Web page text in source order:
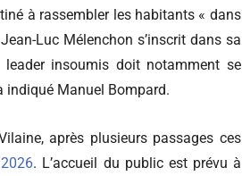
à rassembler les habitants « dans
Luc Mélenchon s’inscrit dans sa
leader insoumis doit notamment se
indiqué Manuel Bompard.
après plusieurs passages ces
. L’accueil du public est prévu à